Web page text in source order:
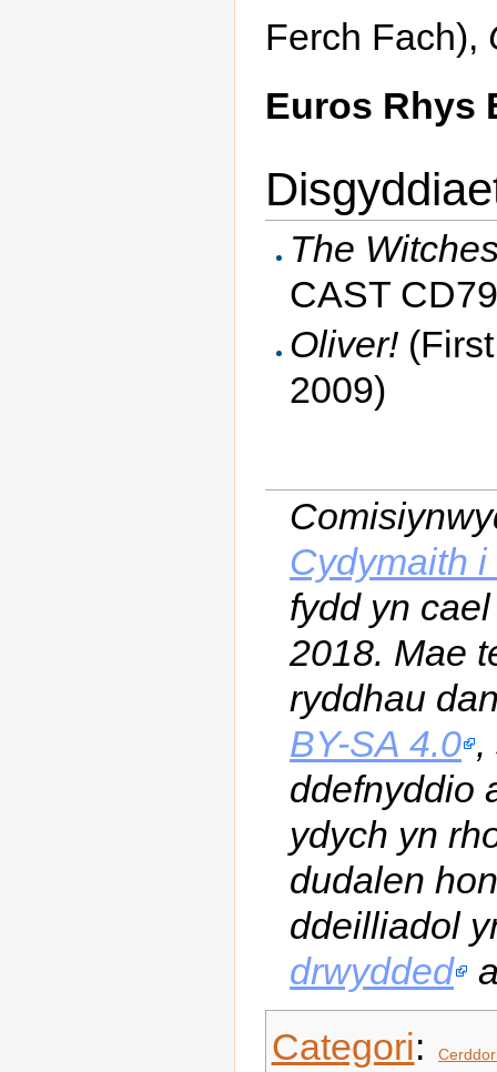
Ferch Fach),
Euros Rhys
The
CAST
Oliver!
2009)
Cydymaith
fydd yn
2018. Mae
ryddhau
BY-SA 4.0 ,
ddefnyddio
ydych yn
dudalen
ddeilliadol
drwydded
Categori: